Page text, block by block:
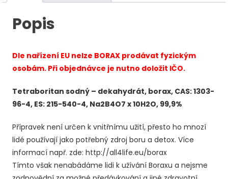
Popis
Dle nařízení EU nelze BORAX prodávat fyzickým
osobám. Při objednávce je nutno doložit IČO.
Tetraboritan sodný – dekahydrát, borax, CAS: 1303-
96-4, ES: 215-540-4, Na2B4O7 x 10H2O, 99,9%
Přípravek není určen k vnitřnímu užití, přesto ho mnozí
lidé používají jako potřebný zdroj boru a detox. Více
informací např. zde: http://all4life.eu/borax
Tímto však nenabádáme lidi k užívání Boraxu a nejsme